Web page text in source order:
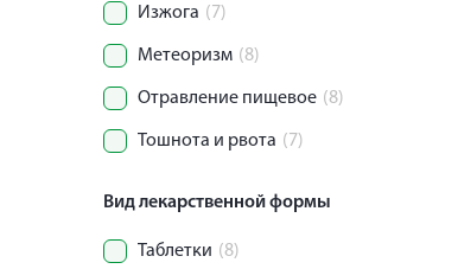
Изжога (7)
Метеоризм (8)
Отравление пищевое (8)
Тошнота и рвота (7)
Вид лекарственной формы
Таблетки (8)